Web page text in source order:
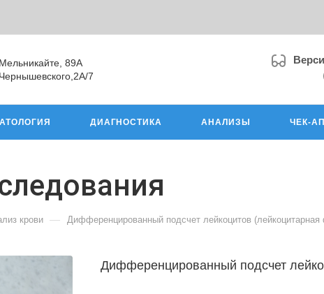
89А
7
ДИАГНОСТИКА АНАЛИЗЫ ЧЕК-
крови — Дифференцированный подсчет лейкоцитов
Дифференцированный подсчет